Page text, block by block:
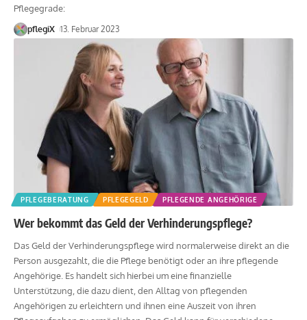
Pflegegrade:
pflegiX 13. Februar 2023
PFLEGEBERATUNG PFLEGEGELD PFLEGENDE ANGEHÖRIGE
Wer bekommt das Geld der Verhinderungspflege?
Das Geld der Verhinderungspflege wird normalerweise direkt an die
Person ausgezahlt, die die Pflege benötigt oder an ihre pflegende
Angehörige. Es handelt sich hierbei um eine finanzielle
Unterstützung, die dazu dient, den Alltag von pflegenden
Angehörigen zu erleichtern und ihnen eine Auszeit von ihren